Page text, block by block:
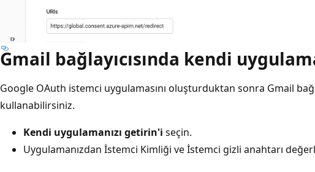
Gmail bağlayıcısında kendi
Google OAuth istemci uygulamasını oluşturduktan sonra Gmail
kullanabilirsiniz.
Kendi uygulamanızı getirin'i seçin.
Uygulamanızdan İstemci Kimliği ve İstemci gizli anahtarı